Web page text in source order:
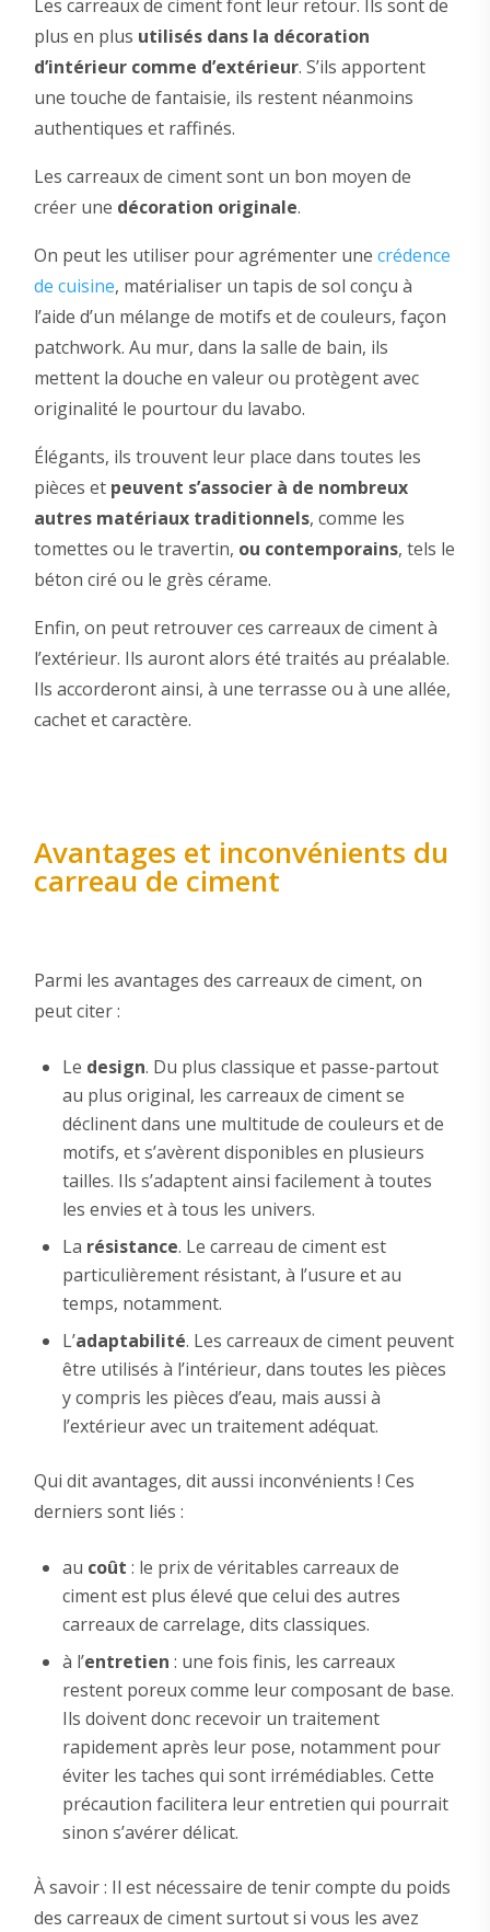
Les carreaux de ciment font leur retour. Ils sont de
plus en plus utilisés dans la décoration
d’intérieur comme d’extérieur. S’ils apportent
une touche de fantaisie, ils restent néanmoins
authentiques et raffinés.
Les carreaux de ciment sont un bon moyen de
créer une décoration originale.
On peut les utiliser pour agrémenter une crédence
de cuisine, matérialiser un tapis de sol conçu à
l’aide d’un mélange de motifs et de couleurs, façon
patchwork. Au mur, dans la salle de bain, ils
mettent la douche en valeur ou protègent avec
originalité le pourtour du lavabo.
Élégants, ils trouvent leur place dans toutes les
pièces et peuvent s’associer à de nombreux
autres matériaux traditionnels, comme les
tomettes ou le travertin, ou contemporains, tels le
béton ciré ou le grès cérame.
Enfin, on peut retrouver ces carreaux de ciment à
l’extérieur. Ils auront alors été traités au préalable.
Ils accorderont ainsi, à une terrasse ou à une allée,
cachet et caractère.
Avantages et inconvénients du
carreau de ciment
Parmi les avantages des carreaux de ciment, on
peut citer :
Le design. Du plus classique et passe-partout
au plus original, les carreaux de ciment se
déclinent dans une multitude de couleurs et de
motifs, et s’avèrent disponibles en plusieurs
tailles. Ils s’adaptent ainsi facilement à toutes
les envies et à tous les univers.
La résistance. Le carreau de ciment est
particulièrement résistant, à l’usure et au
temps, notamment.
L’adaptabilité. Les carreaux de ciment peuvent
être utilisés à l’intérieur, dans toutes les pièces
y compris les pièces d’eau, mais aussi à
l’extérieur avec un traitement adéquat.
Qui dit avantages, dit aussi inconvénients ! Ces
derniers sont liés :
au coût : le prix de véritables carreaux de
ciment est plus élevé que celui des autres
carreaux de carrelage, dits classiques.
à l’entretien : une fois finis, les carreaux
restent poreux comme leur composant de base.
Ils doivent donc recevoir un traitement
rapidement après leur pose, notamment pour
éviter les taches qui sont irrémédiables. Cette
précaution facilitera leur entretien qui pourrait
sinon s’avérer délicat.
À savoir : Il est nécessaire de tenir compte du poids
des carreaux de ciment surtout si vous les avez